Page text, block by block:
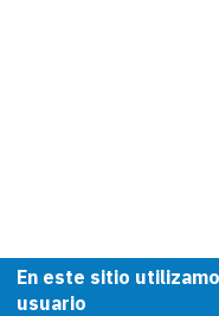
En este sitio
usuario